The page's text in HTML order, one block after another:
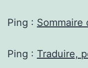
Ping : Sommaire
Ping : Traduire,